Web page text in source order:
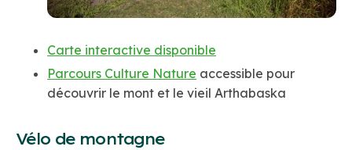
Carte interactive disponible
Parcours Culture Nature accessible pour
découvrir le mont et le vieil Arthabaska
Vélo de montagne